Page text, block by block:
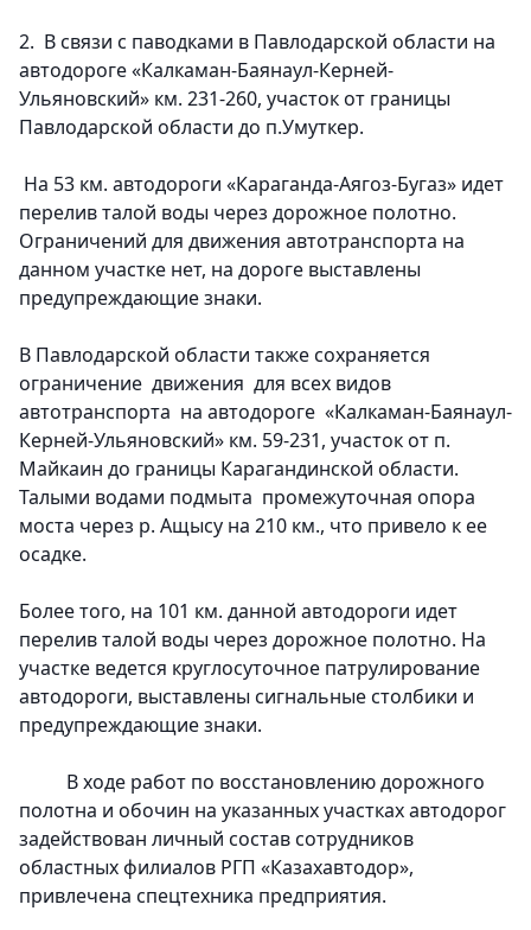
2. В связи с паводками в Павлодарской области на
автодороге «Калкаман-Баянаул-Керней-
Ульяновский» км. 231-260, участок от границы
Павлодарской области до п.Умуткер.
На 53 км. автодороги «Караганда-Аягоз-Бугаз» идет
перелив талой воды через дорожное полотно.
Ограничений для движения автотранспорта на
данном участке нет, на дороге выставлены
предупреждающие знаки.
В Павлодарской области также сохраняется
ограничение движения для всех видов
автотранспорта на автодороге «Калкаман-Баянаул-
Керней-Ульяновский» км. 59-231, участок от п.
Майкаин до границы Карагандинской области.
Талыми водами подмыта промежуточная опора
моста через р. Ащысу на 210 км., что привело к ее
осадке.
Более того, на 101 км. данной автодороги идет
перелив талой воды через дорожное полотно. На
участке ведется круглосуточное патрулирование
автодороги, выставлены сигнальные столбики и
предупреждающие знаки.
В ходе работ по восстановлению дорожного
полотна и обочин на указанных участках автодорог
задействован личный состав сотрудников
областных филиалов РГП «Казахавтодор»,
привлечена спецтехника предприятия.